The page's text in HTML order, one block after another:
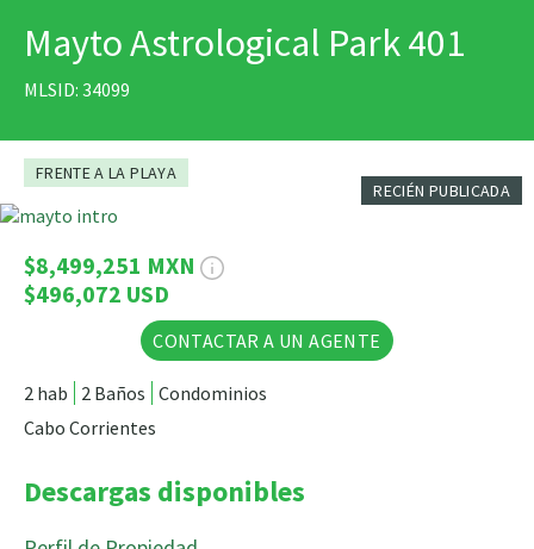
Mayto Astrological Park 401
MLSID: 34099
RECIÉN PUBLICADA
FRENTE A LA PLAYA
20 Fotos
$8,499,251 MXN
$496,072 USD
CONTACTAR A UN AGENTE
2 hab 2 Baños Condominios
Cabo Corrientes
Descargas disponibles
IMPRIMIR